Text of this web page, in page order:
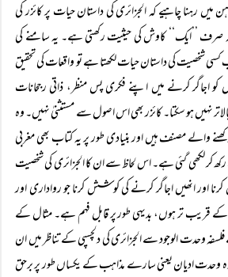
میں رہنا چاہیے کہ الجزائری کی داستان حیات پر کائزر کی
صرف ’’ایک‘‘ کاوش کی حیثیت رکھتی ہے۔ یہ سامنے کی
شخصیت کی داستان حیات لکھتا ہے تو واقعات کی تحقیق
اجاگر کرنے میں اپنے فکری پس منظر، ذاتی رجحانات
نہیں ہو سکتا۔ کائزر بھی اس اصول سے مستثنیٰ نہیں۔ وہ
والے مصنف ہیں اور بنیادی طور پر یہ کتاب بھی مغربی
کر لکھی گئی ہے۔ اس لحاظ سے ان کا الجزائری کی شخصیت
اور انھیں اجاگر کرنے کی کوشش کرنا جو رواداری اور
کے قریب تر ہوں، بدیہی طور پر قابل فہم ہے۔ مثال کے
وحدت الوجود سے الجزائری کی دلچسپی کے تناظر میں ان
وہ وحدت ادیان یعنی سارے مذاہب کے یکساں طور پر برحق